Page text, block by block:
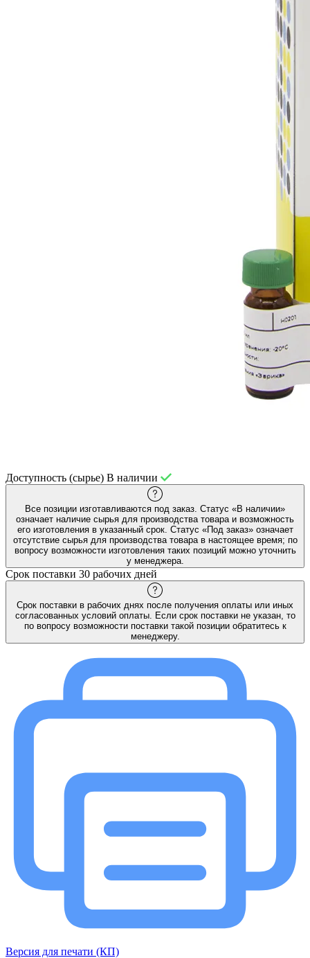
Доступность (сырье) В наличии
Все позиции изготавливаются под заказ. Статус «В наличии»
означает наличие сырья для производства товара и возможность
его изготовления в указанный срок. Статус «Под заказ» означает
отсутствие сырья для производства товара в настоящее время; по
вопросу возможности изготовления таких позиций можно уточнить
у менеджера.
Срок поставки 30 рабочих дней
Срок поставки в рабочих днях после получения оплаты или иных
согласованных условий оплаты. Если срок поставки не указан, то
по вопросу возможности поставки такой позиции обратитесь к
менеджеру.
Версия для печати (КП)